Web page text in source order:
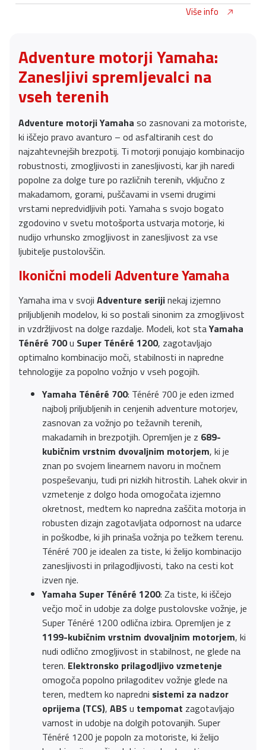
Više info
Adventure motorji Yamaha:
Zanesljivi spremljevalci na
vseh terenih
Adventure motorji Yamaha so zasnovani za motoriste,
ki iščejo pravo avanturo – od asfaltiranih cest do
najzahtevnejših brezpotij. Ti motorji ponujajo kombinacijo
robustnosti, zmogljivosti in zanesljivosti, kar jih naredi
popolne za dolge ture po različnih terenih, vključno z
makadamom, gorami, puščavami in vsemi drugimi
vrstami nepredvidljivih poti. Yamaha s svojo bogato
zgodovino v svetu motošporta ustvarja motorje, ki
nudijo vrhunsko zmogljivost in zanesljivost za vse
ljubitelje pustolovščin.
Ikonični modeli Adventure Yamaha
Yamaha ima v svoji Adventure serijinekaj izjemno
priljubljenih modelov, ki so postali sinonim za zmogljivost
in vzdržljivost na dolge razdalje. Modeli, kot staYamaha
Ténéré 700u Super Ténéré 1200, zagotavljajo
optimalno kombinacijo moči, stabilnosti in napredne
tehnologije za popolno vožnjo v vseh pogojih.
Yamaha Ténéré 700: Ténéré 700 je eden izmed
najbolj priljubljenih in cenjenih adventure motorjev,
zasnovan za vožnjo po težavnih terenih,
makadamih in brezpotjih. Opremljen je z 689-
kubičnim vrstnim dvovaljnim motorjem, ki je
znan po svojem linearnem navoru in močnem
pospeševanju, tudi pri nizkih hitrostih. Lahek okvir in
vzmetenje z dolgo hoda omogočata izjemno
okretnost, medtem ko napredna zaščita motorja in
robusten dizajn zagotavljata odpornost na udarce
in poškodbe, ki jih prinaša vožnja po težkem terenu.
Ténéré 700 je idealen za tiste, ki želijo kombinacijo
zanesljivosti in prilagodljivosti, tako na cesti kot
izven nje.
Yamaha Super Ténéré 1200: Za tiste, ki iščejo
večjo moč in udobje za dolge pustolovske vožnje, je
Super Ténéré 1200 odlična izbira. Opremljen je z
1199-kubičnim vrstnim dvovaljnim motorjem, ki
nudi odlično zmogljivost in stabilnost, ne glede na
teren. Elektronsko prilagodljivo vzmetenje
omogoča popolno prilagoditev vožnje glede na
teren, medtem ko napredni sistemi za nadzor
oprijema (TCS), ABSu tempomat zagotavljajo
varnost in udobje na dolgih potovanjih. Super
Ténéré 1200 je popoln za motoriste, ki želijo